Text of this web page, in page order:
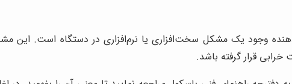
وجود یک مشکل سخت‌افزاری یا نرم‌افزاری در دستگاه است. این
قرار گرفته باشد.